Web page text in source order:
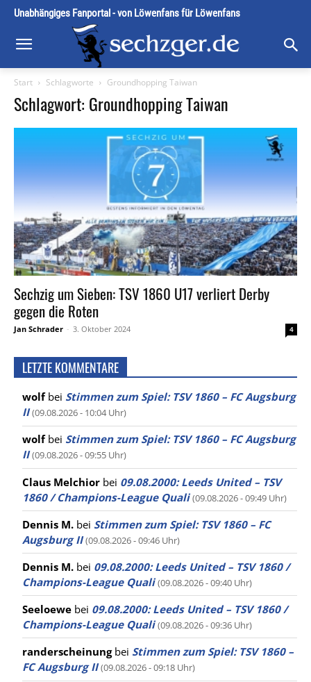
Unabhängiges Fanportal - von Löwenfans für Löwenfans
Start Schlagworte Groundhopping Taiwan
Schlagwort: Groundhopping Taiwan
Sechzig um Sieben: TSV 1860 U17 verliert Derby
gegen die Roten
Jan Schrader - 3. Oktober 2024 4
LETZTE KOMMENTARE
wolfbei Stimmen zum Spiel: TSV 1860 – FC Augsburg
II (09.08.2026 - 10:04 Uhr)
wolfbei Stimmen zum Spiel: TSV 1860 – FC Augsburg
II (09.08.2026 - 09:55 Uhr)
Claus Melchior bei 09.08.2000: Leeds United – TSV
1860 / Champions-League Quali (09.08.2026 - 09:49 Uhr)
Dennis M. bei Stimmen zum Spiel: TSV 1860 – FC
Augsburg II (09.08.2026 - 09:46 Uhr)
Dennis M. bei 09.08.2000: Leeds United – TSV 1860 /
Champions-League Quali (09.08.2026 - 09:40 Uhr)
Seeloewe bei 09.08.2000: Leeds United – TSV 1860 /
Champions-League Quali (09.08.2026 - 09:36 Uhr)
randerscheinungbei Stimmen zum Spiel: TSV 1860 –
FC Augsburg II (09.08.2026 - 09:18 Uhr)